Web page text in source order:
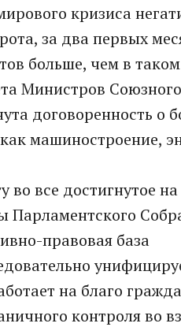
кризиса
за два первых
больше, чем в
Министров Союзного
договоренность о
машиностроение,
во все достигнутое
Парламентского
правовая база
на благо
контроля во